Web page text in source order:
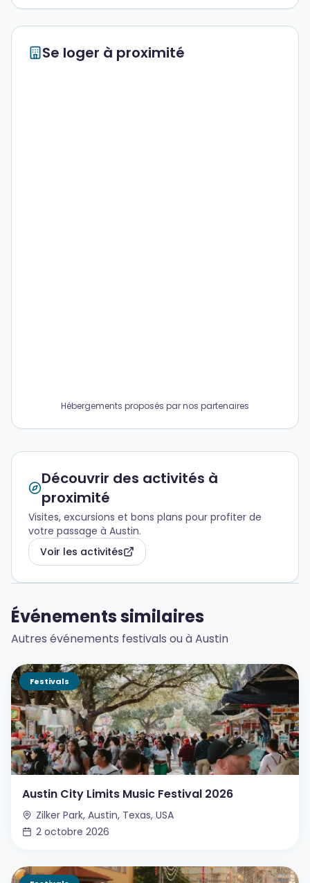
Se loger à proximité
Hébergements proposés par nos partenaires
Découvrir des activités à
proximité
Visites, excursions et bons plans pour profiter de
votre passage à Austin.
Voir les activités
Événements similaires
Autres événements festivals ou à Austin
Festivals
Austin City Limits Music Festival 2026
Zilker Park, Austin, Texas, USA
2 octobre 2026